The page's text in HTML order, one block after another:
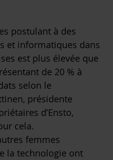
postulant à des
et informatiques dans
est plus élevée que
de 20 % à
selon le
présidente
d’Ensto,
cela.
femmes
la technologie ont